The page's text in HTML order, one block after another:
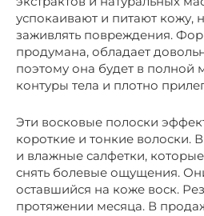
успокаивают и питают кожу,
заживлять повреждения.
продумана, обладает
поэтому она будет в полной
контуры тела и плотно
Эти восковые полоски
короткие и тонкие волоски.
и влажные салфетки,
снять болевые ощущения.
оставшийся на коже воск.
протяжении месяца. В